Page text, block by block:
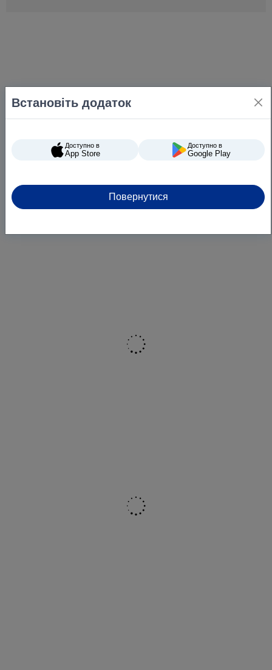
Встановіть додаток
Доступно в
App Store
Доступно в
Google Play
Повернутися